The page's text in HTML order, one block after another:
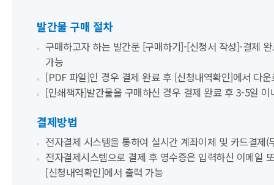
발간물 구매 절차
구매하고자 하는 발간문 [구매하기]-[신청서 작성]-결제
가능
[PDF 파일]인 경우 결제 완료 후 [신청내역확인]에서 다
[인쇄책자]발간물을 구매하신 경우 결제 완료 후 3-5일 이
결제방법
전자결제 시스템을 통하여 실시간 계좌이체 및 카드결제(
전자결제시스템으로 결제 후 영수증은 입력하신 이메일
[신청내역확인]에서 출력 가능